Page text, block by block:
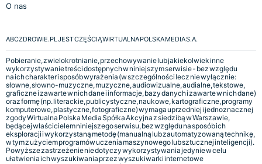
O nas
ABCZDROWIE.PL JEST CZĘŚCIĄ WIRTUALNA POLSKA MEDIA S.A.
Pobieranie, zwielokrotnianie, przechowywanie lub jakiekolwiek inne
wykorzystywanie treści dostępnych w niniejszym serwisie - bez względu
na ich charakter i sposób wyrażenia (w szczególności lecz nie wyłącznie:
słowne, słowno-muzyczne, muzyczne, audiowizualne, audialne, tekstowe,
graficzne i zawarte w nich dane i informacje, bazy danych i zawarte w nich dane)
oraz formę (np. literackie, publicystyczne, naukowe, kartograficzne, programy
komputerowe, plastyczne, fotograficzne) wymaga uprzedniej i jednoznacznej
zgody Wirtualna Polska Media Spółka Akcyjna z siedzibą w Warszawie,
będącej właścicielem niniejszego serwisu, bez względu na sposób ich
eksploracji i wykorzystaną metodę (manualną lub zautomatyzowaną technikę,
w tym z użyciem programów uczenia maszynowego lub sztucznej inteligencji).
Powyższe zastrzeżenie nie dotyczy wykorzystywania jedynie w celu
ułatwienia ich wyszukiwania przez wyszukiwarki internetowe